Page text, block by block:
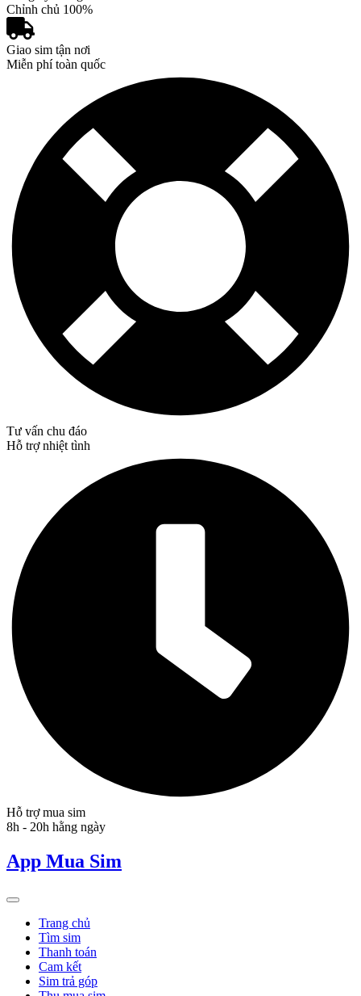
Chỉnh chủ 100%
Giao sim tận nơi
Miễn phí toàn quốc
Tư vấn chu đáo
Hỗ trợ nhiệt tình
Hỗ trợ mua sim
8h - 20h hằng ngày
App Mua Sim
Trang chủ
Tìm sim
Thanh toán
Cam kết
Sim trả góp